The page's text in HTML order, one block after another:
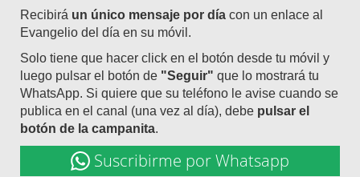
Recibirá un único mensaje por día con un enlace al
Evangelio del día en su móvil.
Solo tiene que hacer click en el botón desde tu móvil y
luego pulsar el botón de "Seguir" que lo mostrará tu
WhatsApp. Si quiere que su teléfono le avise cuando se
publica en el canal (una vez al día), debe pulsar el
botón de la campanita.
Suscribirme por Whatsapp